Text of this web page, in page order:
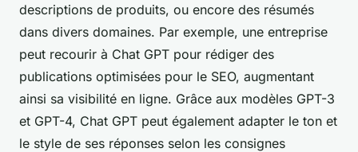
descriptions de produits, ou encore des résumés
dans divers domaines. Par exemple, une entreprise
peut recourir à Chat GPT pour rédiger des
publications optimisées pour le SEO, augmentant
ainsi sa visibilité en ligne. Grâce aux modèles GPT-3
et GPT-4, Chat GPT peut également adapter le ton et
le style de ses réponses selon les consignes